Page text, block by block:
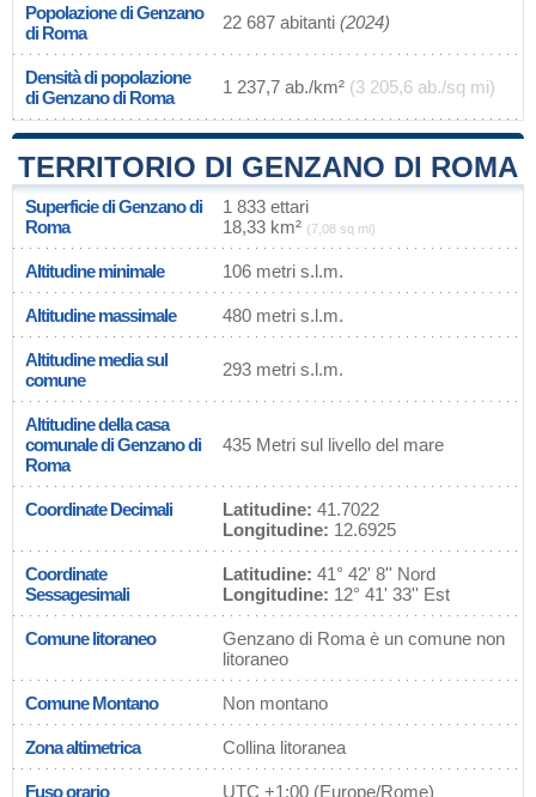
Popolazione di Genzano
di Roma
22 687 abitanti (2024)
Densità di popolazione
di Genzano di Roma
1 237,7 ab./km² (3 205,6 ab./sq mi)
TERRITORIO DI GENZANO DI ROMA
Superficie di Genzano di
Roma
1 833 ettari
18,33 km² (7,08 sq mi)
Altitudine minimale 106 metri s.l.m.
Altitudine massimale 480 metri s.l.m.
Altitudine media sul
comune
293 metri s.l.m.
Altitudine della casa
comunale di Genzano di
Roma
435 Metri sul livello del mare
Coordinate Decimali Latitudine: 41.7022
Longitudine: 12.6925
Coordinate
Sessagesimali
Latitudine: 41° 42' 8'' Nord
Longitudine: 12° 41' 33'' Est
Comune litoraneo
Genzano di Roma è un comune non
litoraneo
Comune Montano Non montano
Zona altimetrica Collina litoranea
Fuso orario UTC +1:00 (Europe/Rome)